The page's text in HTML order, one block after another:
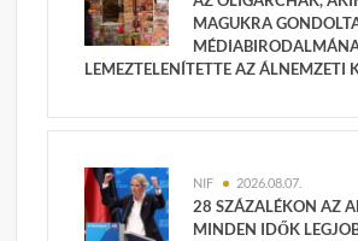
MAGUKRA
LEMEZTELENÍTETTE AZ ÁLNEMZETI
NIF 2026.08.07.
28 SZÁZALÉKON AZ
MINDEN IDŐK